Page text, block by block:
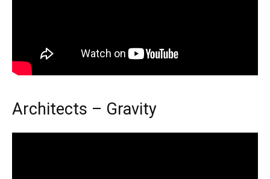
Architects – Gravity